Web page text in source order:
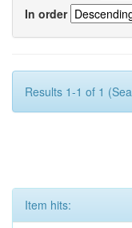
In order
Results 1-1 of 1
Item hits: